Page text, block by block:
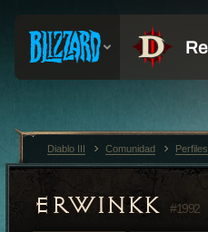
ERWINKK #1992
Diablo III Comunidad Perfiles